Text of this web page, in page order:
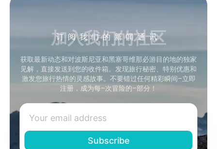
订阅我们的新闻通讯
加入我们的社区
获取最新动态和对波斯尼亚和黑塞哥维那必游目的地的独家
见解，直接发送到您的收件箱。发现旅行秘密、特别优惠和
激发您旅行热情的灵感故事。不要错过任何精彩瞬间–立即
注册，成为每–次冒险的–部分！